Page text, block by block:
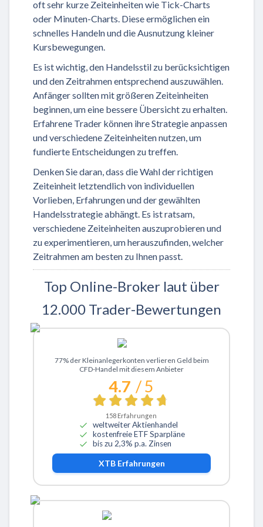
oft sehr kurze Zeiteinheiten wie Tick-Charts
oder Minuten-Charts. Diese ermöglichen ein
schnelles Handeln und die Ausnutzung kleiner
Kursbewegungen.
Es ist wichtig, den Handelsstil zu berücksichtigen
und den Zeitrahmen entsprechend auszuwählen.
Anfänger sollten mit größeren Zeiteinheiten
beginnen, um eine bessere Übersicht zu erhalten.
Erfahrene Trader können ihre Strategie anpassen
und verschiedene Zeiteinheiten nutzen, um
fundierte Entscheidungen zu treffen.
Denken Sie daran, dass die Wahl der richtigen
Zeiteinheit letztendlich von individuellen
Vorlieben, Erfahrungen und der gewählten
Handelsstrategie abhängt. Es ist ratsam,
verschiedene Zeiteinheiten auszuprobieren und
zu experimentieren, um herauszufinden, welcher
Zeitrahmen am besten zu Ihnen passt.
Top Online-Broker laut über
12.000 Trader-Bewertungen
Zu XTB
77% der Kleinanlegerkonten verlieren Geld beim
CFD-Handel mit diesem Anbieter
4.7 / 5
158 Erfahrungen
weltweiter Aktienhandel
kostenfreie ETF Sparpläne
bis zu 2,3% p.a. Zinsen
XTBErfahrungen